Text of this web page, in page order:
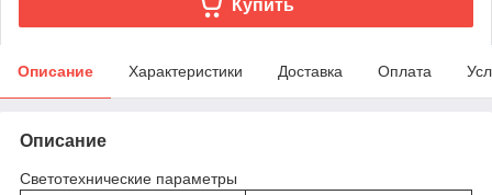
Купить
Описание Характеристики Доставка Оплата
Описание
Светотехнические параметры